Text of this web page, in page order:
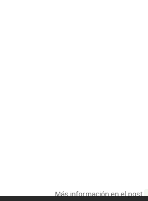
Más información en el post